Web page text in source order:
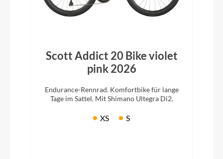
Scott Addict 20 Bike violet
pink 2026
Endurance-Rennrad. Komfortbike für lange
Tage im Sattel. Mit Shimano Ultegra Di2.
XS S